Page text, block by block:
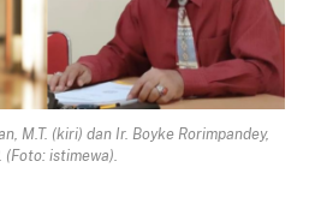
M.T. (kiri) dan Ir. Boyke Rorimpandey,
(Foto: istimewa).